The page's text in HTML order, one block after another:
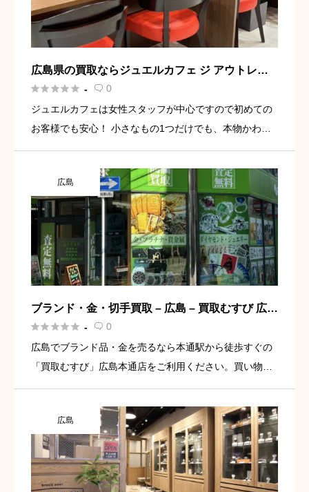
広島県の買取ならジュエルカフェ ジ アウトレッ
ト広島店
 -  0
ジュエルカフェは女性スタッフが中心ですので初めての
お客様でも安心！ 小さなもの1つだけでも、本物かわか
付・ご相談・査定はすべて無料ですので、少しでも気に
なったことはなんで […]
広島
ブランド・金・切手買取 – 広島 – 買取むすび 広島
本通店
 -  0
広島でブランド品・金を売るなら本通駅から徒歩すぐの
「買取むすび」広島本通店をご利用ください。買い物つ
す。ヴィトン、シャネル、エルメス、ロレックスなど幅
広く高価買取中。
広島